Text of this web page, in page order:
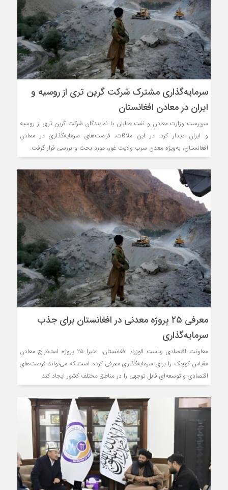
سرمایه‌گذاری مشترک شرکت گرین تری از روسیه و
ایران در معادن افغانستان
سرپرست وزارت معادن و نفت طالبان با نمایندگان شرکت گرین تری از روسیه
و ایران دیدار کرد. در این ملاقات، فرصت‌های سرمایه‌گذاری در معادن
افغانستان، به‌ویژه معدن سرب ولایت غور، مورد بحث و بررسی قرار گرفت.
معرفی ۲۵ پروژه معدنی در افغانستان برای جذب
سرمایه‌گذاری
معاونت اقتصادی ریاست الوزراء افغانستان، اخیرا ۲۵ پروژه استخراج معادن
مقیاس کوچک را برای سرمایه‌گذاری معرفی کرده است که می‌تواند فرصت‌های
اقتصادی و توسعه‌ای قابل توجهی را در مناطق مختلف کشور ایجاد کند.